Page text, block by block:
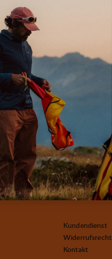
Kundendienst
Widerrufsrecht
Kontakt